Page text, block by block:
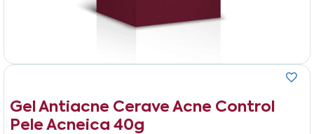
Gel Antiacne Cerave Acne Control
Pele Acneica 40g